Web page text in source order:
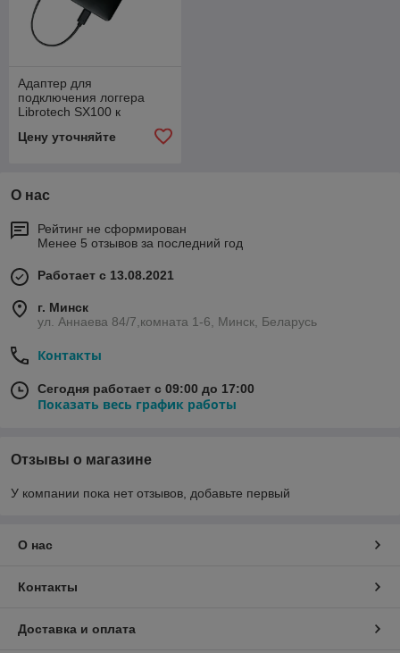
Адаптер для
подключения логгера
Librotech SX100 к
смартфону (USB type C)
Цену уточняйте
О нас
Рейтинг не сформирован
Менее 5 отзывов за последний год
Работает с 13.08.2021
г. Минск
ул. Аннаева 84/7,комната 1-6, Минск, Беларусь
Контакты
Сегодня работает с 09:00 до 17:00
Показать весь график работы
Отзывы о магазине
У компании пока нет отзывов, добавьте первый
О нас
Контакты
Доставка и оплата